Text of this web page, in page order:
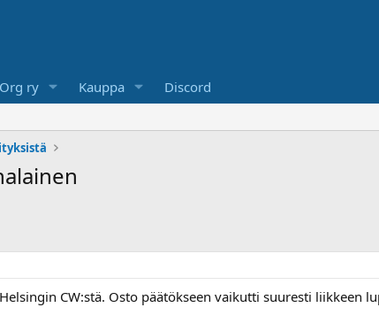
ry Kauppa Discord
CW:stä. Osto päätökseen vaikutti suuresti liikkeen